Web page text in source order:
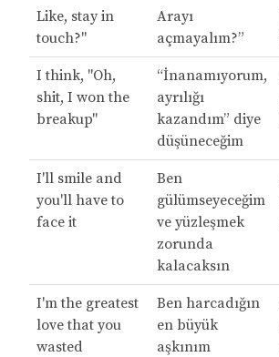
Like, stay in
touch?"
Arayı
açmayalım?”
I think, "Oh,
shit, I won the
breakup"
“İnanamıyorum,
ayrılığı
kazandım” diye
düşüneceğim
I'll smile and
you'll have to
face it
Ben
gülümseyeceğim
ve yüzleşmek
zorunda
kalacaksın
I'm the greatest
love that you
wasted
Ben harcadığın
en büyük
aşkınım